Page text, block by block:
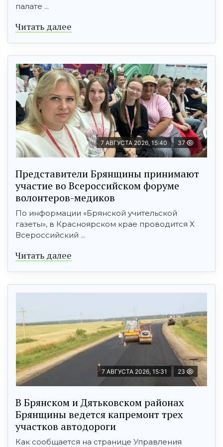
палате ...
Читать далее
7 АВГУСТА 2026, 15:40 37
Представители Брянщины принимают
участие во Всероссийском форуме
волонтеров-медиков
По информации «Брянской учительской
газеты», в Красноярском крае проводится X
Всероссийский ...
Читать далее
7 АВГУСТА 2026, 15:31 23
В Брянском и Дятьковском районах
Брянщины ведется капремонт трех
участков автодороги
Как сообщается на странице Управления